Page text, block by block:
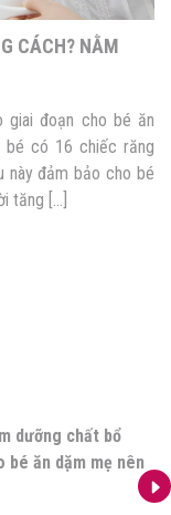
CÁCH? NẰM
giai đoạn cho bé ăn
bé có 16 chiếc răng
này đảm bảo cho bé
tăng […]
dưỡng chất bổ
bé ăn dặm mẹ nên